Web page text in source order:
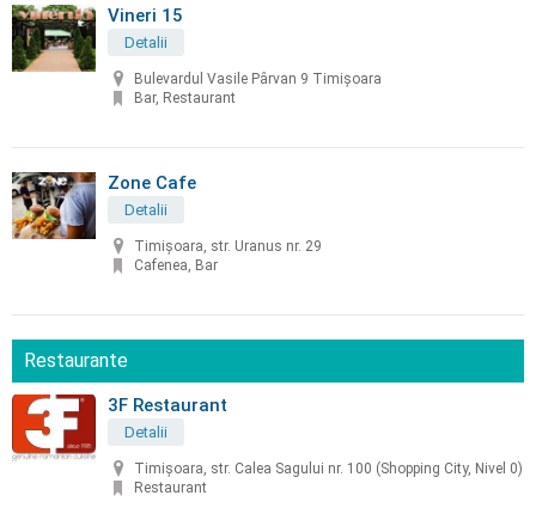
Vineri 15
Detalii
Bulevardul Vasile Pârvan 9 Timișoara
Bar, Restaurant
Zone Cafe
Detalii
Timișoara, str. Uranus nr. 29
Cafenea, Bar
Restaurante
3F Restaurant
Detalii
Timișoara, str. Calea Sagului nr. 100 (Shopping City, Nivel 0)
Restaurant